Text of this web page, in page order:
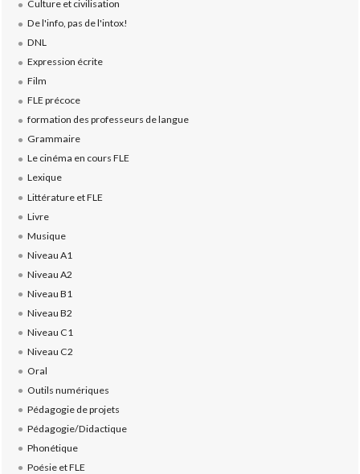
Culture et civilisation
De l'info, pas de l'intox!
DNL
Expression écrite
Film
FLE précoce
formation des professeurs de langue
Grammaire
Le cinéma en cours FLE
Lexique
Littérature et FLE
Livre
Musique
Niveau A1
Niveau A2
Niveau B1
Niveau B2
Niveau C1
Niveau C2
Oral
Outils numériques
Pédagogie de projets
Pédagogie/Didactique
Phonétique
Poésie et FLE